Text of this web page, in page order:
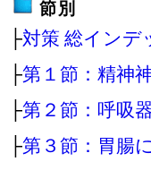
節別
├対策 総インデ
├第１節：精神
├第２節：呼吸
├第３節：胃腸